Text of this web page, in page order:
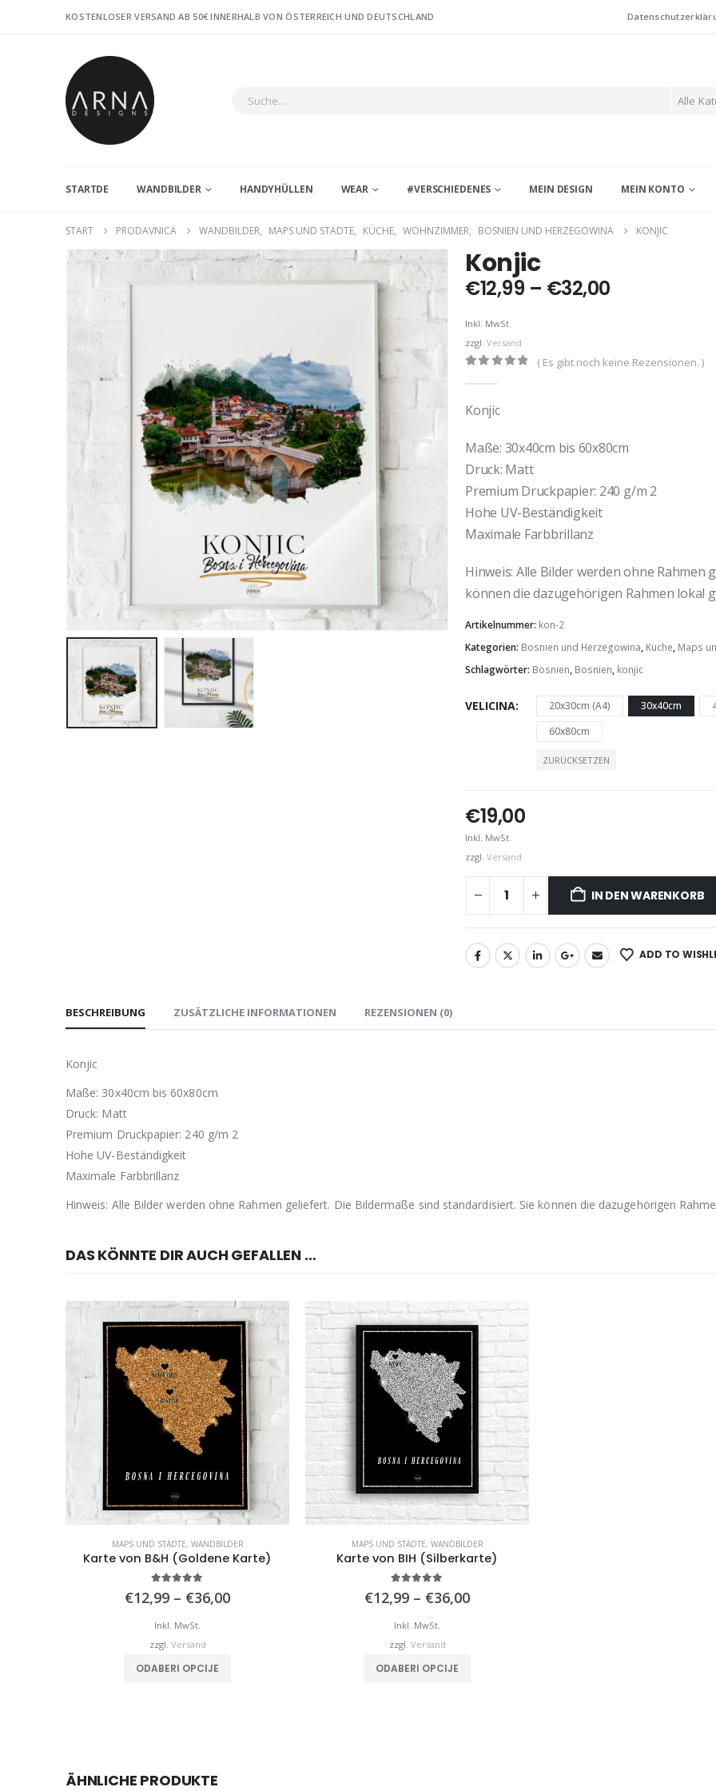
KOSTENLOSER VERSAND AB 50€ INNERHALB VON ÖSTERREICH UND DEUTSCHLAND
Alle
STARTDE WANDBILDER HANDYHÜLLEN WEAR #VERSCHIEDENES MEIN DESIGN MEIN KONTO
START PRODAVNICA WANDBILDER, MAPS UND STÄDTE, KÜCHE, WOHNZIMMER, BOSNIEN UND HERZEGOWINA KONJIC
Konjic
€12,99 – €32,00
Inkl. MwSt.
zzgl. Versand
( Es gibt noch keine Rezensionen. )
Konjic
Maße: 30x40cm bis 60x80cm
Druck: Matt
Premium Druckpapier: 240 g/m 2
Hohe UV-Beständigkeit
Maximale Farbbrillanz
Hinweis: Alle Bilder werden ohne Rahmen
können die dazugehörigen Rahmen lokal
Artikelnummer: kon-2
Kategorien: Bosnien und Herzegowina, Küche, Maps
Schlagwörter: Bosnien, Bosnien, konjic
VELICINA 20x30cm (A4) 30x40cm
60x80cm
ZURÜCKSETZEN
€19,00
Inkl. MwSt.
zzgl. Versand
IN DEN WARENKORB
ADD TO
BESCHREIBUNG ZUSÄTZLICHE INFORMATIONEN REZENSIONEN (0)
Konjic
Maße: 30x40cm bis 60x80cm
Druck: Matt
Premium Druckpapier: 240 g/m 2
Hohe UV-Beständigkeit
Maximale Farbbrillanz
Hinweis: Alle Bilder werden ohne Rahmen geliefert. Die Bildermaße sind standardisiert. Sie können die dazugehörigen
DAS KÖNNTE DIR AUCH GEFALLEN …
MAPS UND STÄDTE, WANDBILDER
Karte von B&H (Goldene Karte)
€12,99 – €36,00Preisspanne:
Inkl. MwSt.
zzgl. Versand
ODABERI OPCIJE
MAPS UND STÄDTE, WANDBILDER
Karte von BIH (Silberkarte)
€12,99 – €36,00Preisspanne:
Inkl. MwSt.
zzgl. Versand
ODABERI OPCIJE
ÄHNLICHE PRODUKTE